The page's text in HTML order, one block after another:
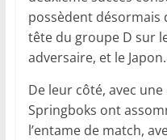
possèdent désormais
tête du groupe D sur
adversaire, et le Japon.
De leur côté, avec
Springboks ont
l’entame de match,